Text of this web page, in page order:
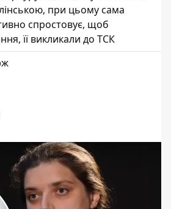
при цьому сама
спростовує, щоб
її викликали до ТСК